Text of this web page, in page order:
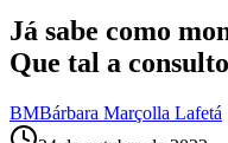
Já sabe como
Que tal a
BMBárbara Marçolla Lafetá